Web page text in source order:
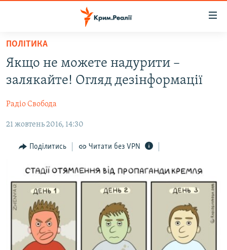
Перейти
основного
матеріалу
до
навігації
Перейти
пошуку
ВОДА.КРИМ
ПОЛІТИКА
БЛОГИ
ПОГЛЯД
ВСЕ ЗА ДЕНЬ
СПЕЦПРОЕКТИ
ДЕПОРТАЦІЯ
ВІДЕОУРОКИ «ELIFBE»
ЯК ОБІЙТИ БЛОКУВАННЯ
Русский
ПОЛІТИКА
Якщо не можете надурити –
залякайте! Огляд дезінформації
Радіо Свобода
21 жовтень 2016, 14:30
Поділитись Читати без VPN